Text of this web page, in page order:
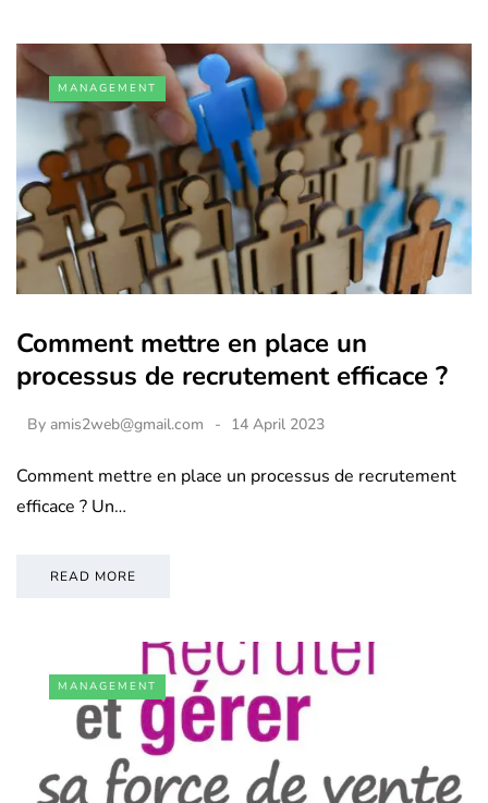
MANAGEMENT
Comment mettre en place un
processus de recrutement efficace ?
By amis2web@gmail.com 14 April 2023
Comment mettre en place un processus de recrutement
efficace ? Un…
READ MORE
MANAGEMENT